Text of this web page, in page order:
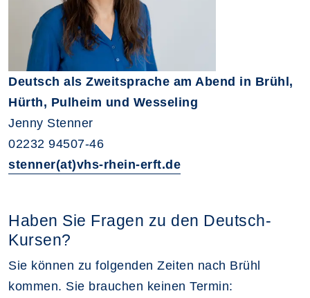
Deutsch als Zweitsprache am Abend in Brühl,
Hürth, Pulheim und Wesseling
Jenny Stenner
02232 94507-46
stenner(at)vhs-rhein-erft.de
Haben Sie Fragen zu den Deutsch-
Kursen?
Sie können zu folgenden Zeiten nach Brühl
kommen. Sie brauchen keinen Termin: